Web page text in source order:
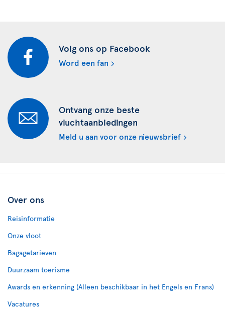
Volg ons op Facebook
Word een fan
Ontvang onze beste
vluchtaanbiedingen
Meld u aan voor onze nieuwsbrief
Over ons
Reisinformatie
Onze vloot
Bagagetarieven
Duurzaam toerisme
Awards en erkenning (Alleen beschikbaar in het Engels en Frans)
Vacatures